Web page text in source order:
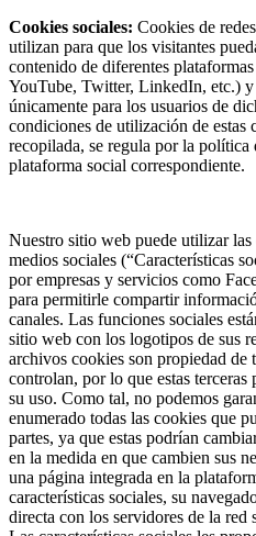
Cookies sociales: Cookies de
utilizan para que los visitantes
contenido de diferentes
YouTube, Twitter, LinkedIn, etc.) y
únicamente para los usuarios de
condiciones de utilización de estas
recopilada, se regula por la política
plataforma social correspondiente.
Nuestro sitio web puede utilizar las
medios sociales (“Características
por empresas y servicios como
para permitirle compartir
canales. Las funciones sociales
sitio web con los logotipos de sus
archivos cookies son propiedad de
controlan, por lo que estas terceras
su uso. Como tal, no podemos
enumerado todas las cookies que
partes, ya que estas podrían
en la medida en que cambien sus
una página integrada en la
características sociales, su
directa con los servidores de la red